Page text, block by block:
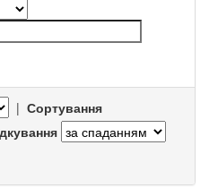
| Сортування